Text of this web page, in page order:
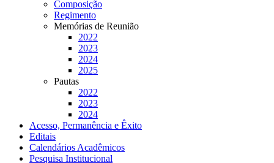
Composição
Regimento
Memórias de Reunião
2022
2023
2024
2025
Pautas
2022
2023
2024
Acesso, Permanência e Êxito
Editais
Calendários Acadêmicos
Pesquisa Institucional